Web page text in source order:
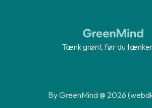
Tænk grønt, før du
By GreenMind @ 2026